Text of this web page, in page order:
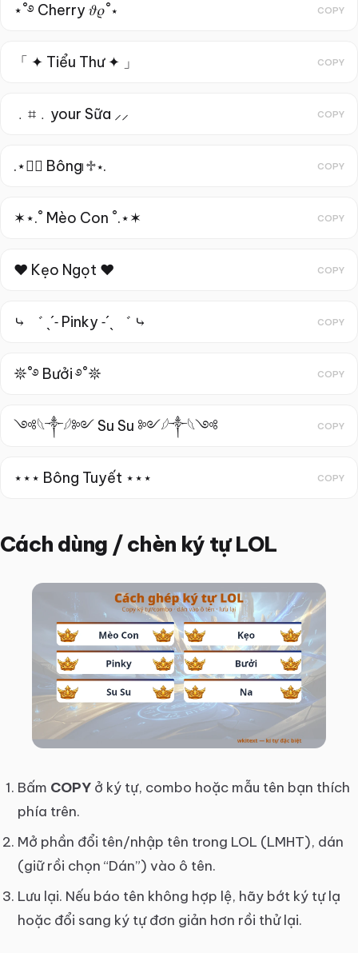
⋆˚࿔ Cherry 𝜗𝜚˚⋆ COPY
「 ✦ Tiểu Thư ✦ 」 COPY
﹒⌗﹒your Sữa ⸝⸝ COPY
.⋆♱⃓ Bông ⃓♱⋆. COPY
✶⋆.˚ Mèo Con ˚.⋆✶ COPY
♥︎ Kẹo Ngọt ︎♥ COPY
⤷ ゛ ˎˊ˗ Pinky ˗ˊˎ ゛ ⤷ COPY
𖤓˚࿔ Bưởi ࿔˚𖤓 COPY
༺𓆩༒︎𓆪༻ Su Su ༻𓆪︎༒𓆩༺ COPY
⋆⋆⋆ Bông Tuyết ⋆⋆⋆ COPY
Cách dùng / chèn ký tự LOL
Bấm COPY ở ký tự, combo hoặc mẫu tên bạn thích
phía trên.
Mở phần đổi tên/nhập tên trong LOL (LMHT), dán
(giữ rồi chọn “Dán”) vào ô tên.
Lưu lại. Nếu báo tên không hợp lệ, hãy bớt ký tự lạ
hoặc đổi sang ký tự đơn giản hơn rồi thử lại.